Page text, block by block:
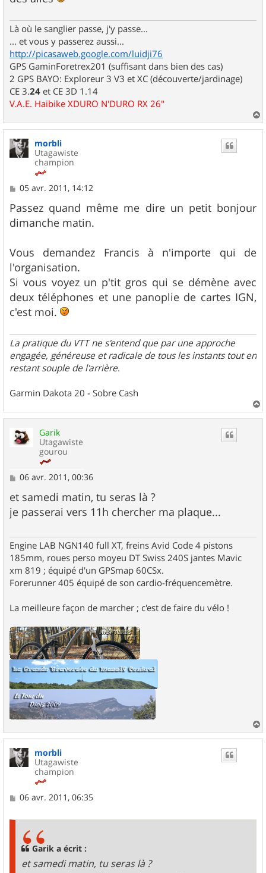
Là où le sanglier passe, j'y passe...
... et vous y passerez aussi...
http://picasaweb.google.com/luidji76
GPS GaminForetrex201 (suffisant dans bien des cas)
2 GPS BAYO: Exploreur 3 V3 et XC (découverte/jardinage)
CE 3.24 et CE 3D 1.14
V.A.E. Haibike XDURO N'DURO RX 26"
a
morbli
Utagawiste
champion
M
s
s
a
05 avr. 2011, 14:12
Passez quand même me dire un petit bonjour
dimanche matin.
Vous demandez Francis à n'importe qui de
l'organisation.
Si vous voyez un p'tit gros qui se démène avec
deux téléphones et une panoplie de cartes IGN,
c'est moi.
La pratique du VTT ne s'entend que par une approche
engagée, généreuse et radicale de tous les instants tout en
restant souple de l'arrière.
Garmin Dakota 20 - Sobre Cash
a
Garik
Utagawiste
gourou
M
s
s
a
06 avr. 2011, 00:36
et samedi matin, tu seras là ?
je passerai vers 11h chercher ma plaque...
Engine LAB NGN140 full XT, freins Avid Code 4 pistons
185mm, roues perso moyeu DT Swiss 240S jantes Mavic
xm 819 ; équipé d'un GPSmap 60CSx.
Forerunner 405 équipé de son cardio-fréquencemètre.
La meilleure façon de marcher ; c'est de faire du vélo !
a
morbli
Utagawiste
champion
M
06 avr. 2011, 06:35
Garik a écrit :
et samedi matin, tu seras là ?